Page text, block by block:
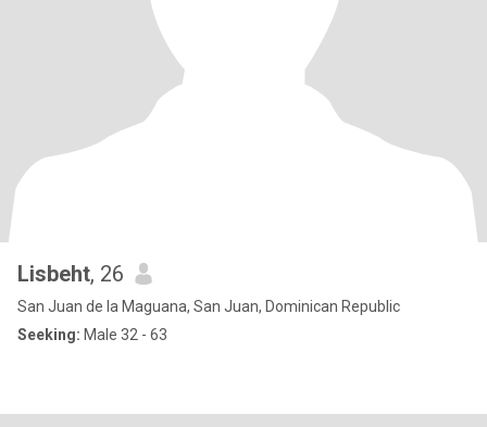
Lisbeht, 26
San Juan de la Maguana, San Juan, Dominican Republic
Seeking: Male 32 - 63